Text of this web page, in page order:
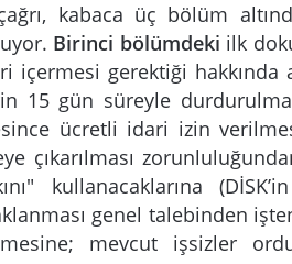
kabaca üç bölüm
Birinci bölümdeki ilk
içermesi gerektiği hakkında
15 gün süreyle
ücretli idari izin
çıkarılması
kullanacaklarına
genel talebinden
mevcut işsizler